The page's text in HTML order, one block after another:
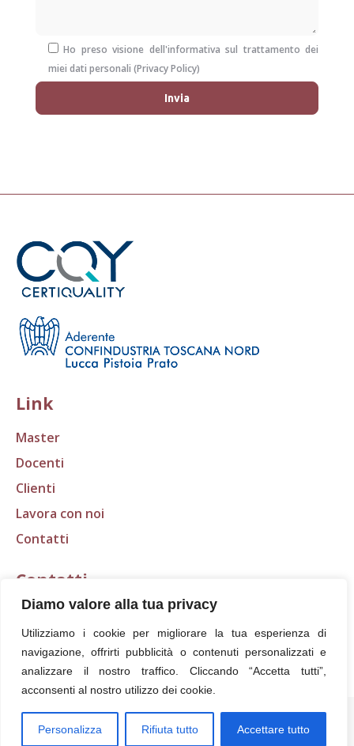
Diamo valore alla tua privacy
Utilizziamo i cookie per migliorare la tua esperienza di
navigazione, offrirti pubblicità o contenuti personalizzati e
analizzare il nostro traffico. Cliccando “Accetta tutti”,
acconsenti al nostro utilizzo dei cookie.
Personalizza Rifiuta tutto Accettare tutto
Ho preso visione dell'informativa sul trattamento dei
miei dati personali (Privacy Policy)
Link
Master
Docenti
Clienti
Lavora con noi
Contatti
Contatti
E-mail:segreteria@scudo.org
Tel.: 0583 316401
Fax: 0583 418368
Scudo S.r.l. - Viale San Concordio, 81 - 55100 Lucca
P. IVA 02306540465 | Numero REA LU – 214820 | Capitale sociale
10.000,00 | PEC scudolucca@legalmail.it